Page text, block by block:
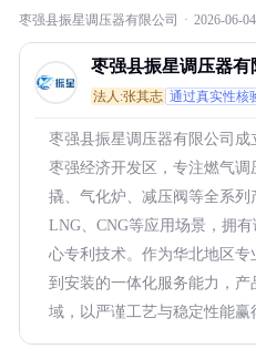
枣强县振星调压器有限公司 · 2026-06-
枣强县振星调压器有
法人:张其志 通过真实性核
枣强县振星调压器有限公司成
枣强经济开发区，专注燃气调
撬、气化炉、减压阀等全系列
LNG、CNG等应用场景，拥
心专利技术。作为华北地区
到安装的一体化服务能力，
域，以严谨工艺与稳定性能赢